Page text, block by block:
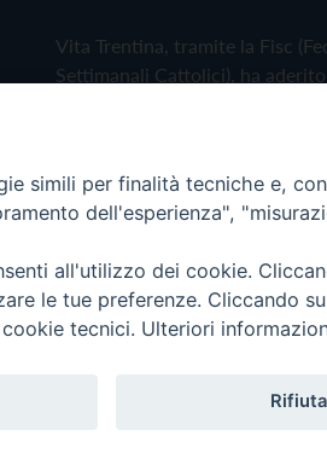
Vita Trentina, tramite la Fisc
Settimanali Cattolici), ha
Privacy Policy Cookie Policy
Trentina Editrice
simili per finalità tecniche e,
dell'esperienza",
all'utilizzo dei cookie.
le tue preferenze. Cliccando
tecnici. Ulteriori
Rifiuta